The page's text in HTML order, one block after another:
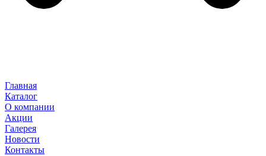
Главная
Каталог
О компании
Акции
Галерея
Новости
Контакты